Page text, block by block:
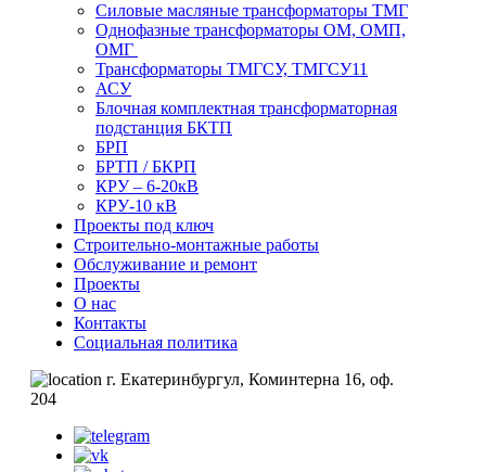
Силовые масляные трансформаторы ТМГ
Однофазные трансформаторы ОМ, ОМП,
ОМГ
Трансформаторы ТМГСУ, ТМГСУ11
АСУ
Блочная комплектная трансформаторная
подстанция БКТП
БРП
БРТП / БКРП
КРУ – 6-20кВ
КРУ-10 кВ
Проекты под ключ
Строительно-монтажные работы
Обслуживание и ремонт
Проекты
О нас
Контакты
Социальная политика
г. Екатеринбургул, Коминтерна 16, оф.
204